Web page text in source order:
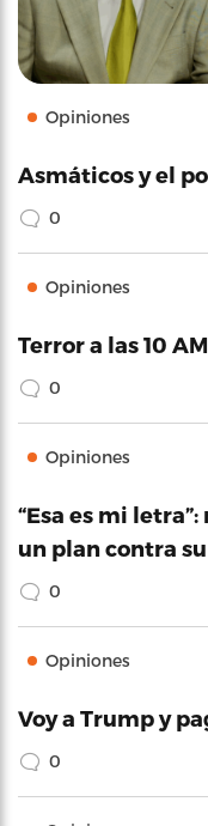
Opiniones
Asmáticos y el
0
Opiniones
Terror a las 10 AM
0
Opiniones
“Esa es mi
un plan contra
0
Opiniones
Voy a Trump y
0